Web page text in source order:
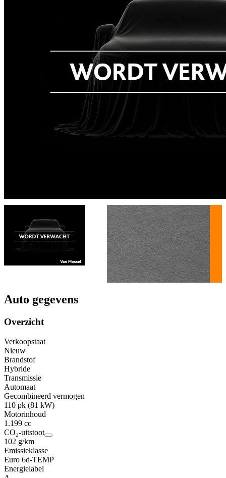
Auto gegevens
Overzicht
Verkoopstaat
Nieuw
Brandstof
Hybride
Transmissie
Automaat
Gecombineerd vermogen
110 pk (81 kW)
Motorinhoud
1.199 cc
CO₂-uitstoot
102 g/km
Emissieklasse
Euro 6d-TEMP
Energielabel